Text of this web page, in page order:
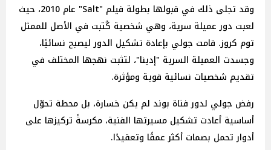
وقد تجلى ذلك في قبولها بطولة فيلم "Salt" عام 2010، حيث
لعبت دور عميلة سرية، وهي شخصية كُتبت في الأصل للممثل
توم كروز. قامت جولي بإعادة تشكيل الدور ليصبح نسائيًا،
وجسدت العميلة السرية "إدينا"، لتثبت نهجها المختلف في
تقديم شخصيات نسائية قوية ومؤثرة.
رفض جولي لدور فتاة بوند لم يكن خسارة، بل محطة تحوّل
أساسية أعادت تشكيل مسيرتها الفنية، مكرسةً تركيزها على
أدوار تحمل بصمات أكثر عمقًا وتعقيدًا.